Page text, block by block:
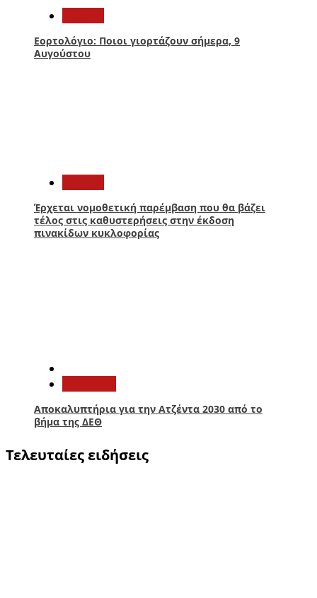
Εορτολόγιο: Ποιοι γιορτάζουν σήμερα, 9
Αυγούστου
Έρχεται νομοθετική παρέμβαση που θα βάζει
τέλος στις καθυστερήσεις στην έκδοση
πινακίδων κυκλοφορίας
Αποκαλυπτήρια για την Ατζέντα 2030 από το
βήμα της ΔΕΘ
Τελευταίες ειδήσεις